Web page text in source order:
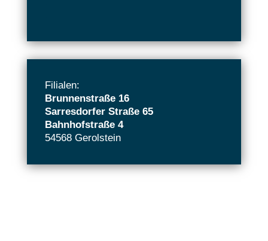
Filialen:
Brunnenstraße 16
Sarresdorfer Straße 65
Bahnhofstraße 4
54568 Gerolstein